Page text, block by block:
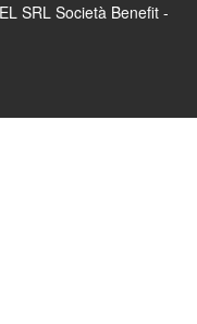
SRL Società Benefit -